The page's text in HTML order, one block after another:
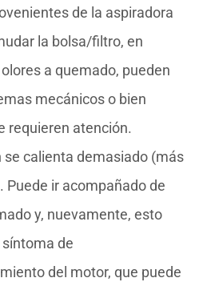
de la aspiradora
la bolsa/filtro, en
a quemado, pueden
mecánicos o bien
requieren atención.
se calienta demasiado (más
Puede ir acompañado de
y, nuevamente, esto
de
del motor, que puede